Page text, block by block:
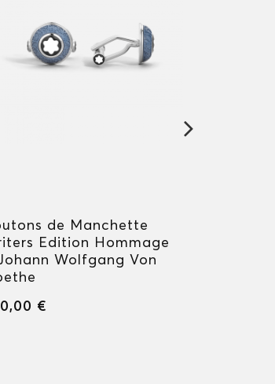
de Manchette
Edition Hommage
Wolfgang Von
€